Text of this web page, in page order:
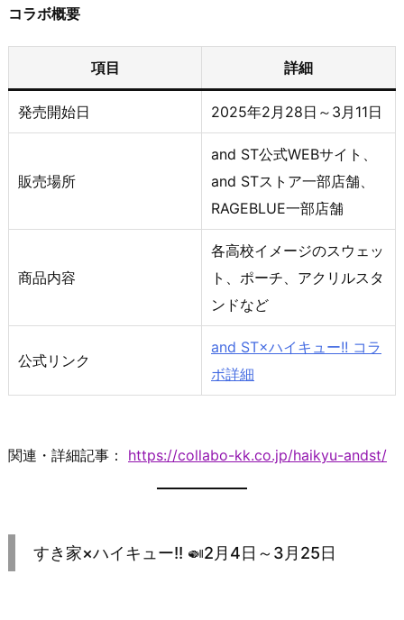
コラボ概要
項目 詳細
発売開始日 2025年2月28日～3月11日
販売場所
and ST公式WEBサイト、
and STストア一部店舗、
RAGEBLUE一部店舗
商品内容
各高校イメージのスウェッ
ト、ポーチ、アクリルスタ
ンドなど
公式リンク
and ST×ハイキュー!! コラ
ボ詳細
関連・詳細記事： https://collabo-kk.co.jp/haikyu-andst/
すき家×ハイキュー!! 🍛2月4日～3月25日